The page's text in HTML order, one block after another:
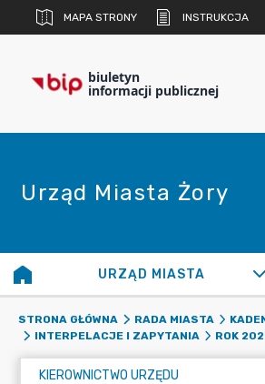
MAPA STRONY INSTRUKCJA
biuletyn
informacji publicznej
Urząd Miasta Żory
URZĄD MIASTA
STRONA GŁÓWNA RADA MIASTA
INTERPELACJE I ZAPYTANIA
ROK
KIEROWNICTWO URZĘDU